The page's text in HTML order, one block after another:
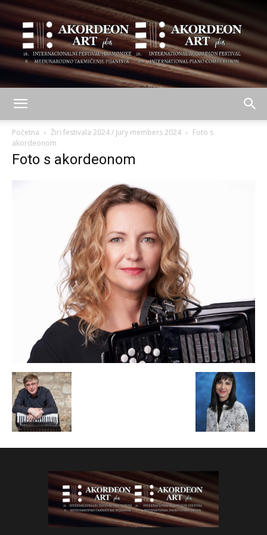
ART
Početna Žiri festivala 2024 / Jury members 2024
Foto s
akordeonom
Foto s akordeonom